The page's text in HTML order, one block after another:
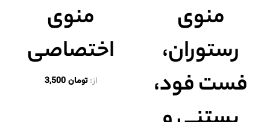
منوی
رستوران،
فست فود،
منوی
اختصاصی
از:تومان3,500